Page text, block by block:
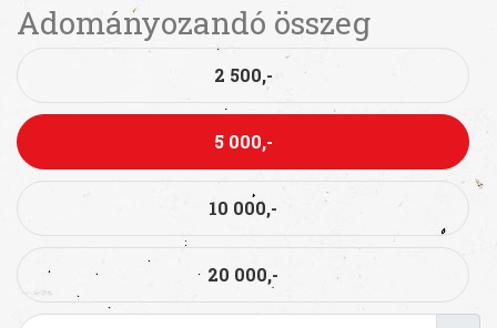
Adományozandó összeg
2 500,-
5 000,-
10 000,-
20 000,-